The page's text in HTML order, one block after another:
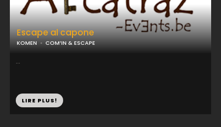
Escape al capone
KOMEN COM’IN & ESCAPE
...
LIRE PLUS!